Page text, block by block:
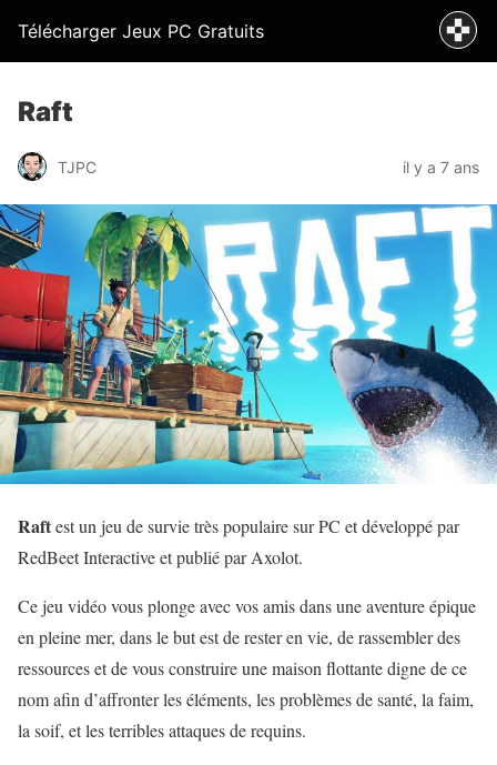
Télécharger Jeux PC Gratuits
Raft
TJPC il y a 7 ans
Raftest un jeu de survie très populaire sur PC et développé par
RedBeet Interactive et publié par Axolot.
Ce jeu vidéo vous plonge avec vos amis dans une aventure épique
en pleine mer, dans le but est de rester en vie, de rassembler des
ressources et de vous construire une maison flottante digne de ce
nom afin d’affronter les éléments, les problèmes de santé, la faim,
la soif, et les terribles attaques de requins.